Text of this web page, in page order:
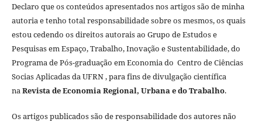
Declaro que os conteúdos apresentados nos artigos são de minha
autoria e tenho total responsabilidade sobre os mesmos, os quais
estou cedendo os direitos autorais ao Grupo de Estudos e
Pesquisas em Espaço, Trabalho, Inovação e Sustentabilidade, do
Programa de Pós-graduação em Economia do Centro de Ciências
Socias Aplicadas da UFRN , para fins de divulgação científica
naRevista de Economia Regional, Urbana e do Trabalho.
Os artigos publicados são de responsabilidade dos autores não